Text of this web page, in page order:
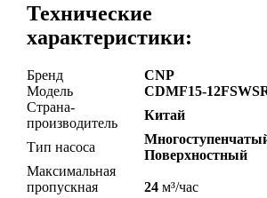
Технические
характеристики:
Бренд
CNP
Модель
CDMF15-
Страна-
производитель
Китай
Тип насоса
Поверхностный
Максимальная
пропускная
24 м³/час